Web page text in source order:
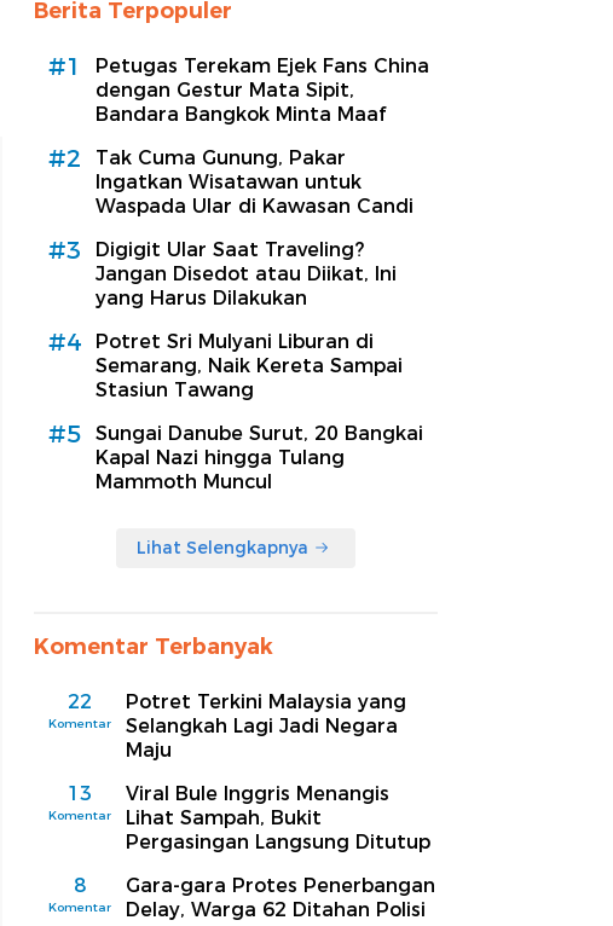
Berita Terpopuler
#1
Petugas Terekam Ejek Fans China
dengan Gestur Mata Sipit,
Bandara Bangkok Minta Maaf
#2
Tak Cuma Gunung, Pakar
Ingatkan Wisatawan untuk
Waspada Ular di Kawasan Candi
#3
Digigit Ular Saat Traveling?
Jangan Disedot atau Diikat, Ini
yang Harus Dilakukan
#4
Potret Sri Mulyani Liburan di
Semarang, Naik Kereta Sampai
Stasiun Tawang
#5
Sungai Danube Surut, 20 Bangkai
Kapal Nazi hingga Tulang
Mammoth Muncul
Lihat Selengkapnya
Komentar Terbanyak
22
Komentar
Potret Terkini Malaysia yang
Selangkah Lagi Jadi Negara
Maju
13
Komentar
Viral Bule Inggris Menangis
Lihat Sampah, Bukit
Pergasingan Langsung Ditutup
8
Komentar
Gara-gara Protes Penerbangan
Delay, Warga 62 Ditahan Polisi